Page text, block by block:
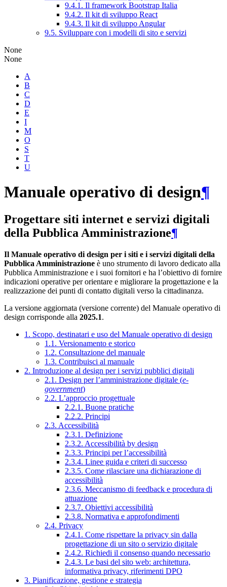
9.4.1. Il framework Bootstrap Italia
9.4.2. Il kit di sviluppo React
9.4.3. Il kit di sviluppo Angular
9.5. Sviluppare con i modelli di sito e servizi
None
None
A
B
C
D
E
I
M
O
S
T
U
Manuale operativo di design¶
Progettare siti internet e servizi digitali
della Pubblica Amministrazione¶
Il Manuale operativo di design per i siti e i servizi digitali della
Pubblica Amministrazione è uno strumento di lavoro dedicato alla
Pubblica Amministrazione e i suoi fornitori e ha l’obiettivo di fornire
indicazioni operative per orientare e migliorare la progettazione e la
realizzazione dei punti di contatto digitali verso la cittadinanza.
La versione aggiornata (versione corrente) del Manuale operativo di
design corrisponde alla 2025.1.
1. Scopo, destinatari e uso del Manuale operativo di design
1.1. Versionamento e storico
1.2. Consultazione del manuale
1.3. Contribuisci al manuale
2. Introduzione al design per i servizi pubblici digitali
2.1. Design per l’amministrazione digitale (e-
government)
2.2. L’approccio progettuale
2.2.1. Buone pratiche
2.2.2. Principi
2.3. Accessibilità
2.3.1. Definizione
2.3.2. Accessibilità by design
2.3.3. Principi per l’accessibilità
2.3.4. Linee guida e criteri di successo
2.3.5. Come rilasciare una dichiarazione di
accessibilità
2.3.6. Meccanismo di feedback e procedura di
attuazione
2.3.7. Obiettivi accessibilità
2.3.8. Normativa e approfondimenti
2.4. Privacy
2.4.1. Come rispettare la privacy sin dalla
progettazione di un sito o servizio digitale
2.4.2. Richiedi il consenso quando necessario
2.4.3. Le basi del sito web: architettura,
informativa privacy, riferimenti DPO
3. Pianificazione, gestione e strategia